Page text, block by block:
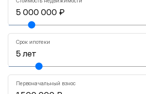
Срок ипотеки
Первоначальный взнос